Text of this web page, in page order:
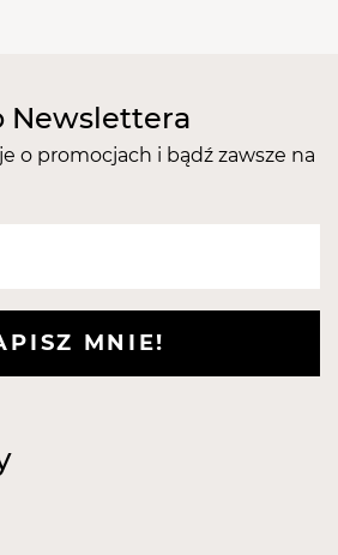
wewnątrzkomórkowe.
zabiegów.
Newslettera
o promocjach i bądź zawsze na
MNIE!